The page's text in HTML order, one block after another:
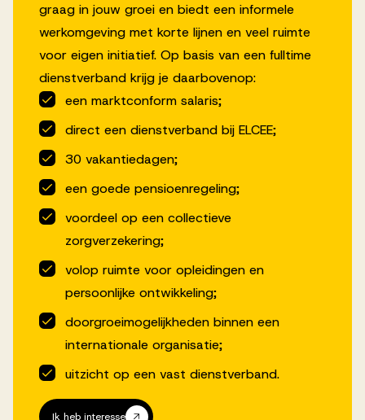
graag in jouw groei en biedt een informele
werkomgeving met korte lijnen en veel ruimte
voor eigen initiatief. Op basis van een fulltime
dienstverband krijg je daarbovenop:
een marktconform salaris;
direct een dienstverband bij ELCEE;
30 vakantiedagen;
een goede pensioenregeling;
voordeel op een collectieve
zorgverzekering;
volop ruimte voor opleidingen en
persoonlijke ontwikkeling;
doorgroeimogelijkheden binnen een
internationale organisatie;
uitzicht op een vast dienstverband.
Ik heb interesse